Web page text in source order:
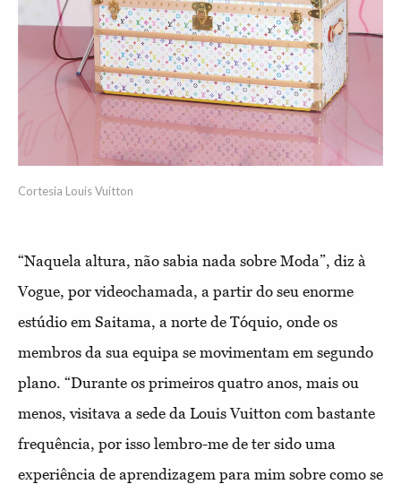
Cortesia Louis Vuitton
“Naquela altura, não sabia nada sobre Moda”, diz à
Vogue, por videochamada, a partir do seu enorme
estúdio em Saitama, a norte de Tóquio, onde os
membros da sua equipa se movimentam em segundo
plano. “Durante os primeiros quatro anos, mais ou
menos, visitava a sede da Louis Vuitton com bastante
frequência, por isso lembro-me de ter sido uma
experiência de aprendizagem para mim sobre como se